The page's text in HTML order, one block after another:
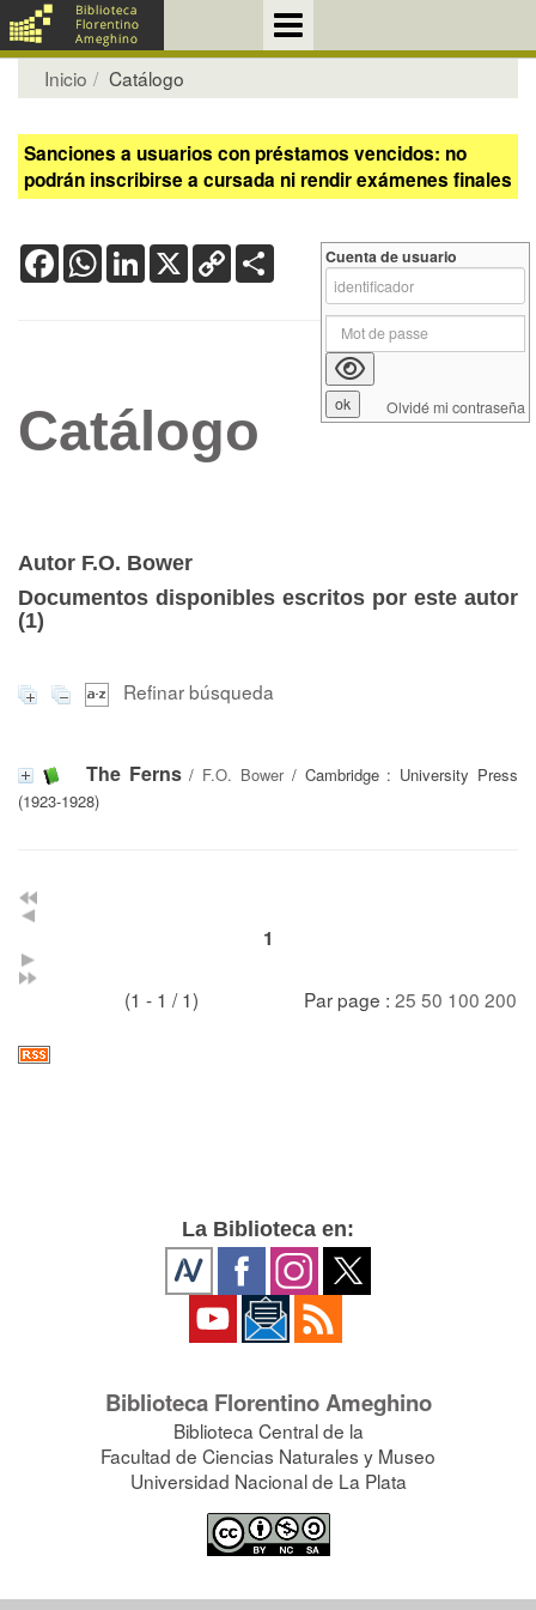
Inicio Catálogo
Sanciones a usuarios con préstamos vencidos: no
podrán inscribirse a cursada ni rendir exámenes finales
FacebookWhatsApp
LinkedIn
X Copy
Link
Catálogo
Autor F.O. Bower
Documentos disponibles escritos por este autor
(1)
Refinar búsqueda
The Ferns/ F.O. Bower/ Cambridge : University Press
(1923-1928)
1
(1 - 1 / 1) Par page : 25 50 100 200
Cuenta de usuario
Olvidé mi contraseña
La Biblioteca en:
Biblioteca Florentino Ameghino
Biblioteca Central de la
Facultad de Ciencias Naturales y Museo
Universidad Nacional de La Plata